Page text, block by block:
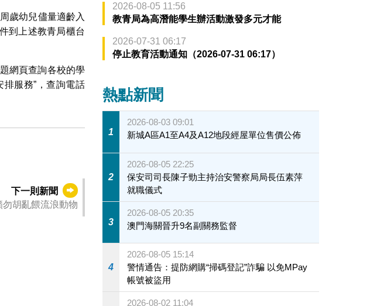
歲幼兒儘量適齡入
到上述教青局櫃台
網頁查詢各校的學
服務”，查詢電話
下一則新聞
殘渣 市政署呼籲勿胡亂餵流浪動物
2026-08-05 11:56
教青局為高潛能學生辦活動激發多元才能
2026-07-31 06:17
停止教育活動通知（2026-07-31 06:17）
熱點新聞
1
2026-08-03 09:01
新城A區A1至A4及A12地段經屋單位售價公佈
2
2026-08-05 22:25
保安司司長陳子勁主持治安警察局局長伍素萍
就職儀式
3
2026-08-05 20:35
澳門海關晉升9名副關務監督
4
2026-08-05 15:14
警情通告：提防網購“掃碼登記”詐騙 以免MPay
帳號被盜用
2026-08-02 11:04